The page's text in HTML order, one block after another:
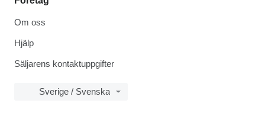
Om oss
Hjälp
Säljarens kontaktuppgifter
Sverige / Svenska